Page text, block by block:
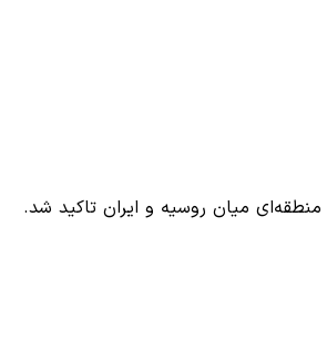
میان روسیه و ایران تاکید شد.